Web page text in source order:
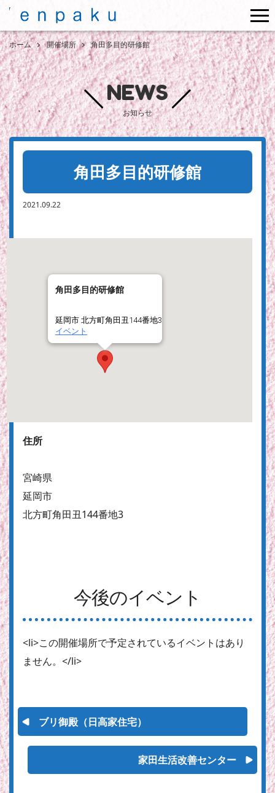
ホーム 開催場所 角田多目的研修館
NEWS
お知らせ
角田多目的研修館
2021.09.22
角田多目的研修館
延岡市 北方町角田丑144番地3
イベント
住所
宮崎県
延岡市
北方町角田丑144番地3
今後のイベント
<li>この開催場所で予定されているイベントはあり
ません。</li>
ブリ御殿（日高家住宅）
家田生活改善センター